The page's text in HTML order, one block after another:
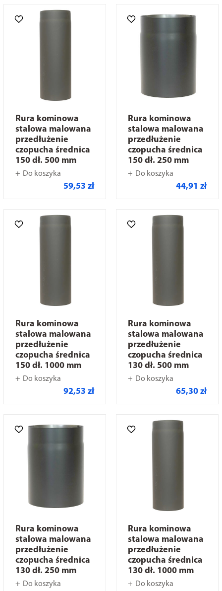
Rura kominowa
stalowa malowana
przedłużenie
czopucha średnica
150 dł. 500 mm
Do koszyka
59,53 zł
Rura kominowa
stalowa malowana
przedłużenie
czopucha średnica
150 dł. 250 mm
Do koszyka
44,91 zł
Rura kominowa
stalowa malowana
przedłużenie
czopucha średnica
150 dł. 1000 mm
Do koszyka
92,53 zł
Rura kominowa
stalowa malowana
przedłużenie
czopucha średnica
130 dł. 500 mm
Do koszyka
65,30 zł
Rura kominowa
stalowa malowana
przedłużenie
czopucha średnica
130 dł. 250 mm
Do koszyka
Rura kominowa
stalowa malowana
przedłużenie
czopucha średnica
130 dł. 1000 mm
Do koszyka